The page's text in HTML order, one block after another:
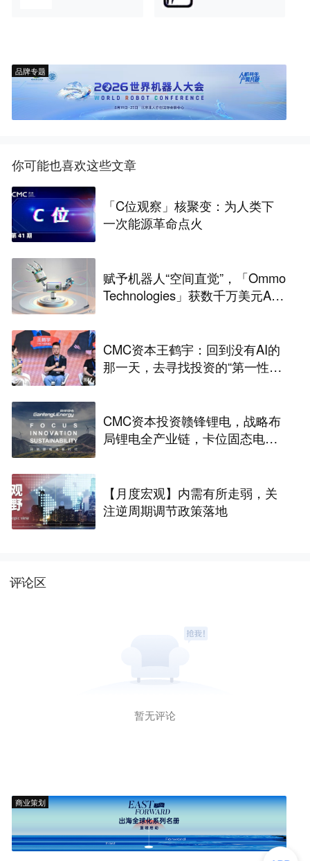
品牌专题
你可能也喜欢这些文章
「C位观察」核聚变：为人类下
一次能源革命点火
赋予机器人“空间直觉”，「Ommo
Technologies」获数千万美元A轮
CMC资本王鹤宇：回到没有AI的
那一天，去寻找投资的“第一性原
CMC资本投资赣锋锂电，战略布
局锂电全产业链，卡位固态电池
【月度宏观】内需有所走弱，关
注逆周期调节政策落地
评论区
暂无评论
商业策划